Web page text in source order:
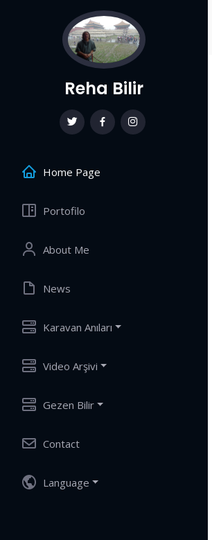
Reha Bilir
Home Page
Portofilo
About Me
News
Karavan Anıları
Video Arşivi
Gezen Bilir
Contact
Language